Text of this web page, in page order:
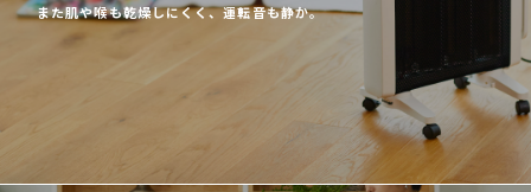
また肌や喉も乾燥しにくく、運転音も静か。